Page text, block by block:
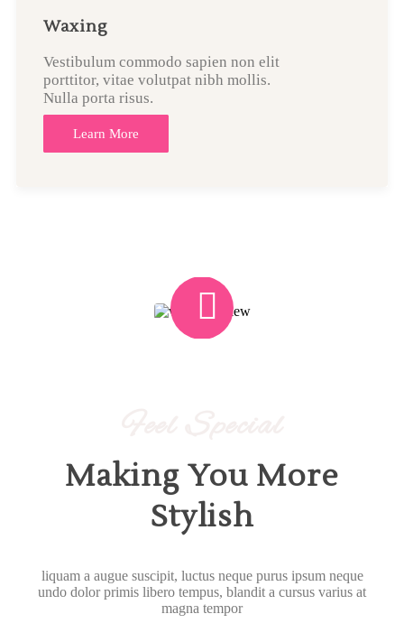
Waxing
Vestibulum commodo sapien non elit
porttitor, vitae volutpat nibh mollis.
Nulla porta risus.
Learn More
Making You More
Stylish
liquam a augue suscipit, luctus neque purus ipsum neque
undo dolor primis libero tempus, blandit a cursus varius at
magna tempor